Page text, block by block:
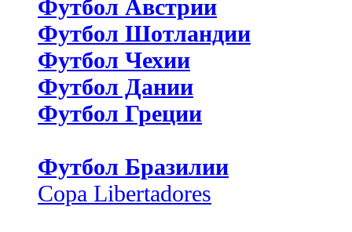
Футбол Австрии
Футбол Шотландии
Футбол Чехии
Футбол Дании
Футбол Греции
Футбол Бразилии
Copa Libertadores